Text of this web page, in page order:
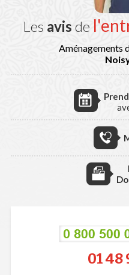
Les avis de
Aménagements
01 48